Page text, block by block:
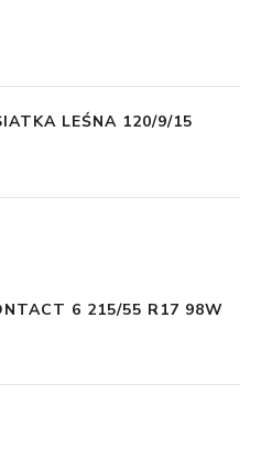
LEŚNA 120/9/15
6 215/55 R17 98W